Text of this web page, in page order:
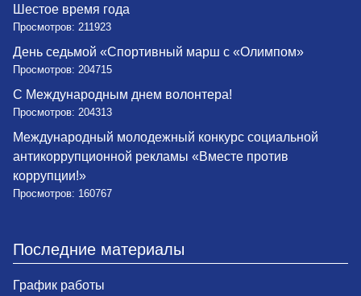
Шестое время года
Просмотров: 211923
День седьмой «Спортивный марш с «Олимпом»
Просмотров: 204715
С Международным днем волонтера!
Просмотров: 204313
Международный молодежный конкурс социальной
антикоррупционной рекламы «Вместе против
коррупции!»
Просмотров: 160767
Последние материалы
График работы